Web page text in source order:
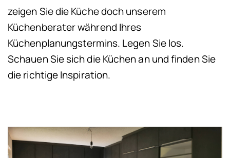
zeigen Sie die Küche doch unserem
Küchenberater während Ihres
Küchenplanungstermins. Legen Sie los.
Schauen Sie sich die Küchen an und finden Sie
die richtige Inspiration.